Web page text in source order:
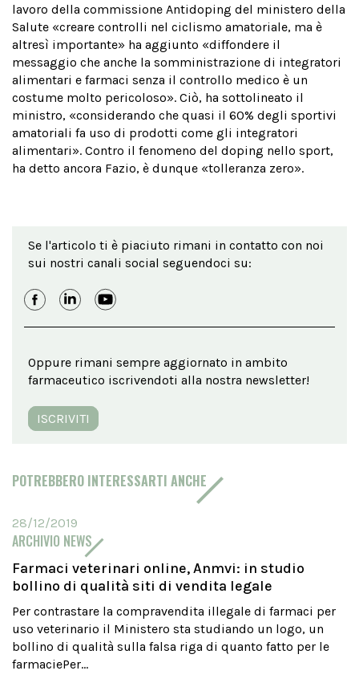
lavoro della commissione Antidoping del ministero della
Salute «creare controlli nel ciclismo amatoriale, ma è
altresì importante» ha aggiunto «diffondere il
messaggio che anche la somministrazione di integratori
alimentari e farmaci senza il controllo medico è un
costume molto pericoloso». Ciò, ha sottolineato il
ministro, «considerando che quasi il 60% degli sportivi
amatoriali fa uso di prodotti come gli integratori
alimentari». Contro il fenomeno del doping nello sport,
ha detto ancora Fazio, è dunque «tolleranza zero».
Se l'articolo ti è piaciuto rimani in contatto con noi
sui nostri canali social seguendoci su:
Oppure rimani sempre aggiornato in ambito
farmaceutico iscrivendoti alla nostra newsletter!
ISCRIVITI
POTREBBERO INTERESSARTI ANCHE
28/12/2019
ARCHIVIO NEWS
Farmaci veterinari online, Anmvi: in studio
bollino di qualità siti di vendita legale
Per contrastare la compravendita illegale di farmaci per
uso veterinario il Ministero sta studiando un logo, un
bollino di qualità sulla falsa riga di quanto fatto per le
farmaciePer...